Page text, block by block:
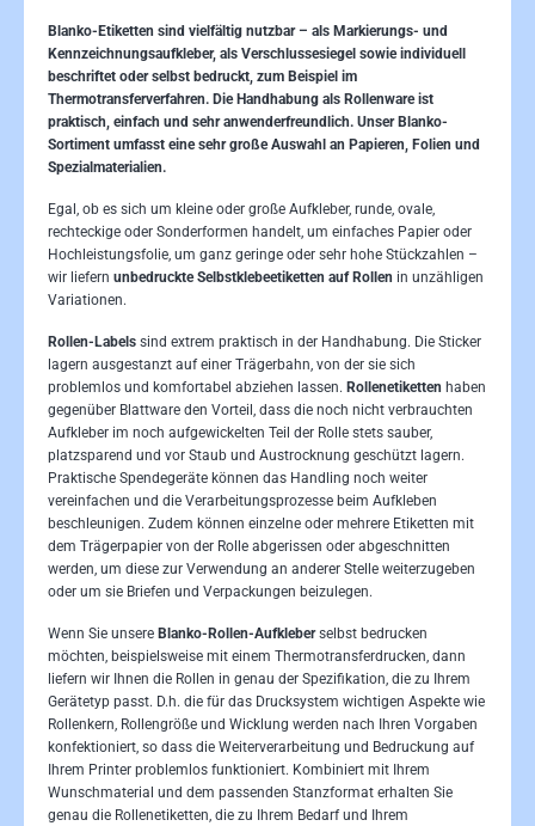
Blanko-Etiketten sind vielfältig nutzbar – als Markierungs- und
Kennzeichnungsaufkleber, als Verschlussesiegel sowie individuell
beschriftet oder selbst bedruckt, zum Beispiel im
Thermotransferverfahren. Die Handhabung als Rollenware ist
praktisch, einfach und sehr anwenderfreundlich. Unser Blanko-
Sortiment umfasst eine sehr große Auswahl an Papieren, Folien und
Spezialmaterialien.
Egal, ob es sich um kleine oder große Aufkleber, runde, ovale,
rechteckige oder Sonderformen handelt, um einfaches Papier oder
Hochleistungsfolie, um ganz geringe oder sehr hohe Stückzahlen –
wir liefern unbedruckte Selbstklebeetiketten auf Rollen in unzähligen
Variationen.
Rollen-Labels sind extrem praktisch in der Handhabung. Die Sticker
lagern ausgestanzt auf einer Trägerbahn, von der sie sich
problemlos und komfortabel abziehen lassen. Rollenetiketten haben
gegenüber Blattware den Vorteil, dass die noch nicht verbrauchten
Aufkleber im noch aufgewickelten Teil der Rolle stets sauber,
platzsparend und vor Staub und Austrocknung geschützt lagern.
Praktische Spendegeräte können das Handling noch weiter
vereinfachen und die Verarbeitungsprozesse beim Aufkleben
beschleunigen. Zudem können einzelne oder mehrere Etiketten mit
dem Trägerpapier von der Rolle abgerissen oder abgeschnitten
werden, um diese zur Verwendung an anderer Stelle weiterzugeben
oder um sie Briefen und Verpackungen beizulegen.
Wenn Sie unsere Blanko-Rollen-Aufkleber selbst bedrucken
möchten, beispielsweise mit einem Thermotransferdrucken, dann
liefern wir Ihnen die Rollen in genau der Spezifikation, die zu Ihrem
Gerätetyp passt. D.h. die für das Drucksystem wichtigen Aspekte wie
Rollenkern, Rollengröße und Wicklung werden nach Ihren Vorgaben
konfektioniert, so dass die Weiterverarbeitung und Bedruckung auf
Ihrem Printer problemlos funktioniert. Kombiniert mit Ihrem
Wunschmaterial und dem passenden Stanzformat erhalten Sie
genau die Rollenetiketten, die zu Ihrem Bedarf und Ihrem